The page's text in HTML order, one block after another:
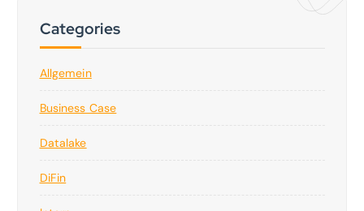
Categories
Allgemein
Business Case
Datalake
DiFin